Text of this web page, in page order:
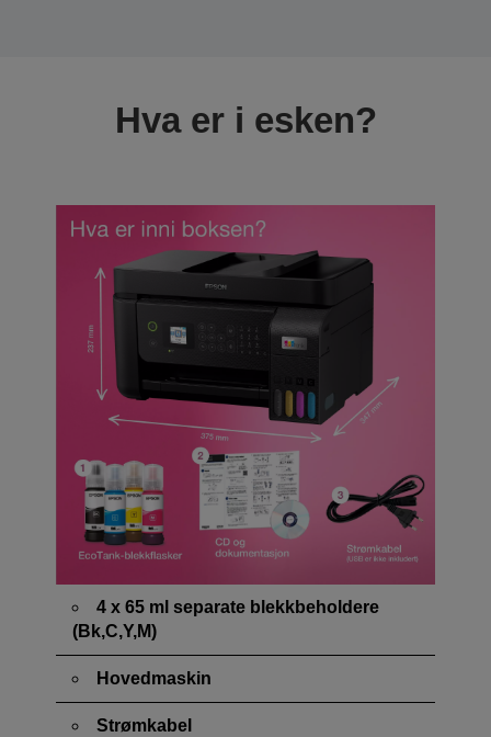
Hva er i esken?
4 x 65 ml separate blekkbeholdere
(Bk,C,Y,M)
Hovedmaskin
Strømkabel